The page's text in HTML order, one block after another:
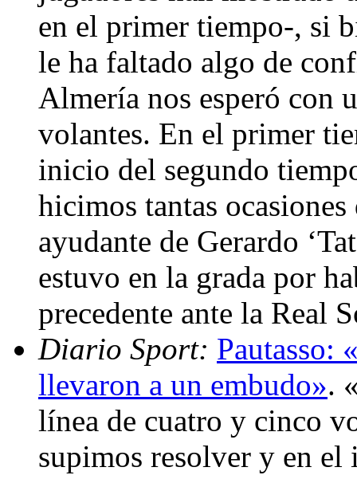
en el primer tiempo-, si
le ha faltado algo de
Almería nos esperó con
volantes. En el primer
inicio del segundo
hicimos tantas
ayudante de Gerardo
estuvo en la grada por
precedente ante la Real
Diario Sport: Pautasso:
llevaron a un embudo».
línea de cuatro y cinco
supimos resolver y en